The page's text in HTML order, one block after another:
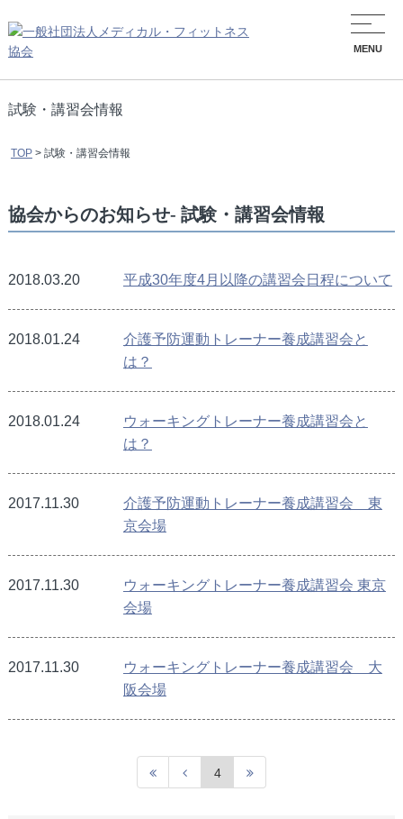
MENU
試験・講習会情報
TOP> 試験・講習会情報
協会からのお知らせ- 試験・講習会情報
2018.03.20 平成30年度4月以降の講習会日程について
2018.01.24
介護予防運動トレーナー養成講習会と
は？
2018.01.24
ウォーキングトレーナー養成講習会と
は？
2017.11.30
介護予防運動トレーナー養成講習会 東
京会場
2017.11.30
ウォーキングトレーナー養成講習会 東京
会場
2017.11.30
ウォーキングトレーナー養成講習会 大
阪会場
4